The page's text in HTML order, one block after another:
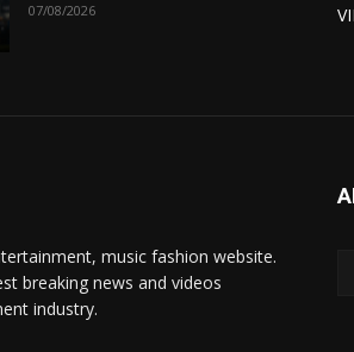
07/08/2026
music fashion website.
breaking news and videos
industry.